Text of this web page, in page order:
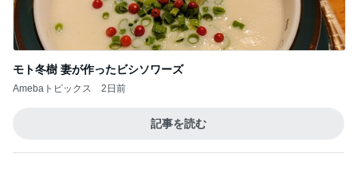
モト冬樹 妻が作ったビシソワーズ
Amebaトピックス 2日前
記事を読む